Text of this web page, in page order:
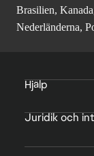
Brasilien,
Nederländerna,
Hjälp
Juridik och